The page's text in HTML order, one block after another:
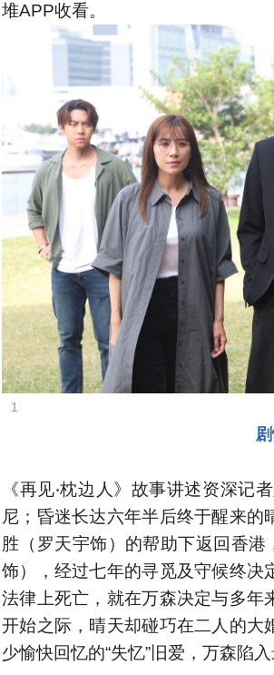
堆APP收看。
1
《再见‧枕边人》故事讲述资深
尼；昏迷长达六年半后终于醒来
胜（罗天宇饰）的帮助下返回香港
饰），经过七年的寻觅及守候终决
法律上死亡，就在万森决定与多年
开始之际，晴天却碰巧在二人的大
少愉快回忆的“失忆”旧爱，万森陷